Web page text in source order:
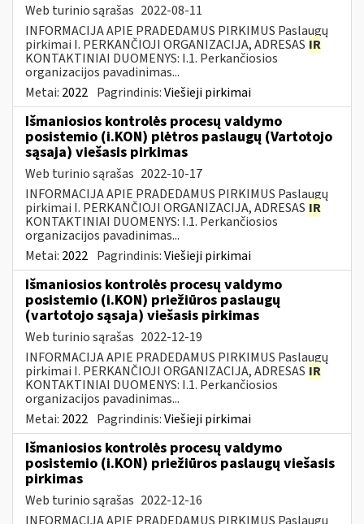
Web turinio sąrašas 2022-08-11
INFORMACIJA APIE PRADEDAMUS PIRKIMUS Paslaugų
pirkimai I. PERKANČIOJI ORGANIZACIJA, ADRESAS IR
KONTAKTINIAI DUOMENYS: I.1. Perkančiosios
organizacijos pavadinimas...
Metai: 2022 Pagrindinis:Viešieji pirkimai
Išmaniosios kontrolės procesų valdymo
posistemio (i.KON) plėtros paslaugų (Vartotojo
sąsaja) viešasis pirkimas
Web turinio sąrašas 2022-10-17
INFORMACIJA APIE PRADEDAMUS PIRKIMUS Paslaugų
pirkimai I. PERKANČIOJI ORGANIZACIJA, ADRESAS IR
KONTAKTINIAI DUOMENYS: I.1. Perkančiosios
organizacijos pavadinimas...
Metai: 2022 Pagrindinis:Viešieji pirkimai
Išmaniosios kontrolės procesų valdymo
posistemio (i.KON) priežiūros paslaugų
(vartotojo sąsaja) viešasis pirkimas
Web turinio sąrašas 2022-12-19
INFORMACIJA APIE PRADEDAMUS PIRKIMUS Paslaugų
pirkimai I. PERKANČIOJI ORGANIZACIJA, ADRESAS IR
KONTAKTINIAI DUOMENYS: I.1. Perkančiosios
organizacijos pavadinimas...
Metai: 2022 Pagrindinis:Viešieji pirkimai
Išmaniosios kontrolės procesų valdymo
posistemio (i.KON) priežiūros paslaugų viešasis
pirkimas
Web turinio sąrašas 2022-12-16
INFORMACIJA APIE PRADEDAMUS PIRKIMUS Paslaugų